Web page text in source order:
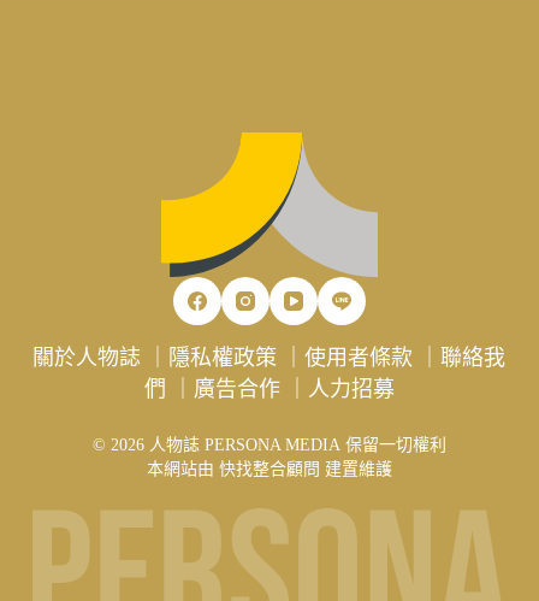
關於人物誌 隱私權政策 ｜使用者條款 ｜聯絡我
們
廣告合作｜ 人力招募
© 2026 人物誌 PERSONA MEDIA 保留一切權利
本網站由 快找整合顧問 建置維護